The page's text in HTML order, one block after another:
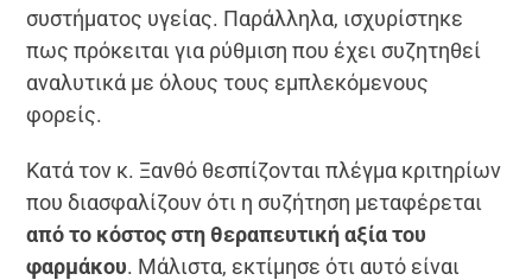
συστήματος υγείας. Παράλληλα, ισχυρίστηκε
πως πρόκειται για ρύθμιση που έχει συζητηθεί
αναλυτικά με όλους τους εμπλεκόμενους
φορείς.
Κατά τον κ. Ξανθό θεσπίζονται πλέγμα κριτηρίων
που διασφαλίζουν ότι η συζήτηση μεταφέρεται
από το κόστος στη θεραπευτική αξία του
φαρμάκου. Μάλιστα, εκτίμησε ότι αυτό είναι